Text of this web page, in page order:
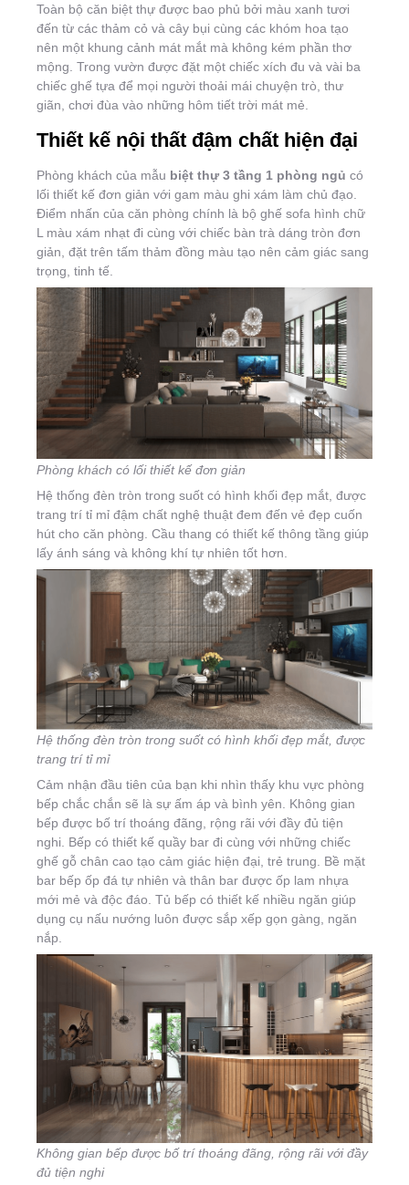
Toàn bộ căn biệt thự được bao phủ bởi màu xanh tươi
đến từ các thảm cỏ và cây bụi cùng các khóm hoa tạo
nên một khung cảnh mát mắt mà không kém phần thơ
mộng. Trong vườn được đặt một chiếc xích đu và vài ba
chiếc ghế tựa để mọi người thoải mái chuyện trò, thư
giãn, chơi đùa vào những hôm tiết trời mát mẻ.
Thiết kế nội thất đậm chất hiện đại
Phòng khách của mẫu biệt thự 3 tầng 1 phòng ngủ có
lối thiết kế đơn giản với gam màu ghi xám làm chủ đạo.
Điểm nhấn của căn phòng chính là bộ ghế sofa hình chữ
L màu xám nhạt đi cùng với chiếc bàn trà dáng tròn đơn
giản, đặt trên tấm thảm đồng màu tạo nên cảm giác sang
trọng, tinh tế.
Phòng khách có lối thiết kế đơn giản
Hệ thống đèn tròn trong suốt có hình khối đẹp mắt, được
trang trí tỉ mỉ đậm chất nghệ thuật đem đến vẻ đẹp cuốn
hút cho căn phòng. Cầu thang có thiết kế thông tầng giúp
lấy ánh sáng và không khí tự nhiên tốt hơn.
Hệ thống đèn tròn trong suốt có hình khối đẹp mắt, được
trang trí tỉ mỉ
Cảm nhận đầu tiên của bạn khi nhìn thấy khu vực phòng
bếp chắc chắn sẽ là sự ấm áp và bình yên. Không gian
bếp được bố trí thoáng đãng, rộng rãi với đầy đủ tiện
nghi. Bếp có thiết kế quầy bar đi cùng với những chiếc
ghế gỗ chân cao tạo cảm giác hiện đại, trẻ trung. Bề mặt
bar bếp ốp đá tự nhiên và thân bar được ốp lam nhựa
mới mẻ và độc đáo. Tủ bếp có thiết kế nhiều ngăn giúp
dụng cụ nấu nướng luôn được sắp xếp gọn gàng, ngăn
nắp.
Không gian bếp được bố trí thoáng đãng, rộng rãi với đầy
đủ tiện nghi